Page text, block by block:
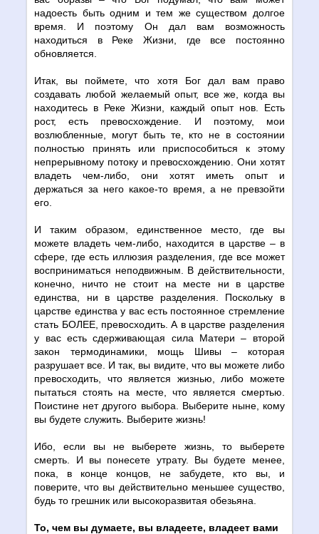
надоесть быть одним и тем же существом долгое
время. И поэтому Он дал вам возможность
находиться в Реке Жизни, где все постоянно
обновляется.
Итак, вы поймете, что хотя Бог дал вам право
создавать любой желаемый опыт, все же, когда вы
находитесь в Реке Жизни, каждый опыт нов. Есть
рост, есть превосхождение. И поэтому, мои
возлюбленные, могут быть те, кто не в состоянии
полностью принять или приспособиться к этому
непрерывному потоку и превосхождению. Они хотят
владеть чем-либо, они хотят иметь опыт и
держаться за него какое-то время, а не превзойти
его.
И таким образом, единственное место, где вы
можете владеть чем-либо, находится в царстве – в
сфере, где есть иллюзия разделения, где все может
восприниматься неподвижным. В действительности,
конечно, ничто не стоит на месте ни в царстве
единства, ни в царстве разделения. Поскольку в
царстве единства у вас есть постоянное стремление
стать БОЛЕЕ, превосходить. А в царстве разделения
у вас есть сдерживающая сила Матери – второй
закон термодинамики, мощь Шивы – которая
разрушает все. И так, вы видите, что вы можете либо
превосходить, что является жизнью, либо можете
пытаться стоять на месте, что является смертью.
Поистине нет другого выбора. Выберите ныне, кому
вы будете служить. Выберите жизнь!
Ибо, если вы не выберете жизнь, то выберете
смерть. И вы понесете утрату. Вы будете менее,
пока, в конце концов, не забудете, кто вы, и
поверите, что вы действительно меньшее существо,
будь то грешник или высокоразвитая обезьяна.
То, чем вы думаете, вы владеете, владеет вами